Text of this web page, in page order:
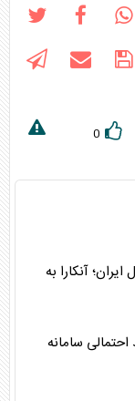
0
آنکارا به
امارات مقصد احتمالی سامانه